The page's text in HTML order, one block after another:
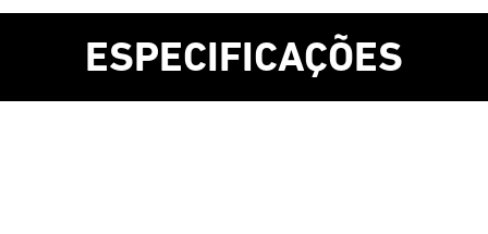
ESPECIFICAÇÕES